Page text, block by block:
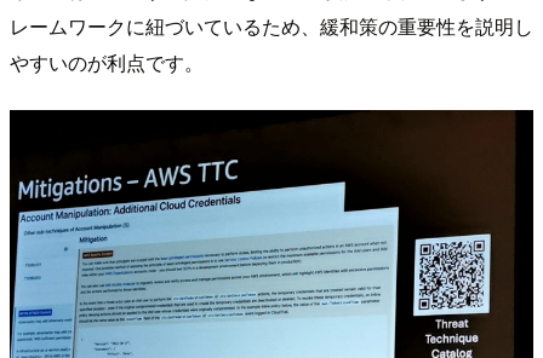
レームワークに紐づいているため、緩和策の重要性を説明し
やすいのが利点です。